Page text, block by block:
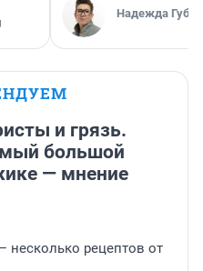
Надежда
и грязь.
большой
— мнение
несколько рецептов от